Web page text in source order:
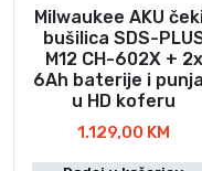
l
a
j
e
:
6
j
e
:
5
2
,
Milwaukee AKU
bušilica SDS-
M12 CH-602X + 2x
6Ah baterije i
u HD koferu
1.129,00 KM